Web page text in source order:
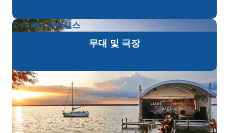
© 미르코 바르텔스
무대 및 극장